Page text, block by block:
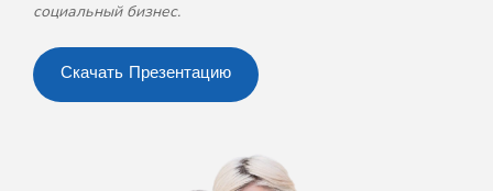
социальный бизнес.
Скачать Презентацию